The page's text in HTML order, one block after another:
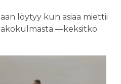
löytyy kun asiaa miettii
—keksitkö